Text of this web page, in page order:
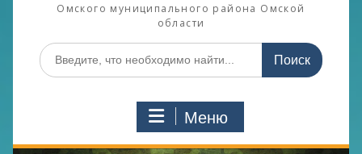
Омского муниципального района Омской
области
Поиск
по:
Меню